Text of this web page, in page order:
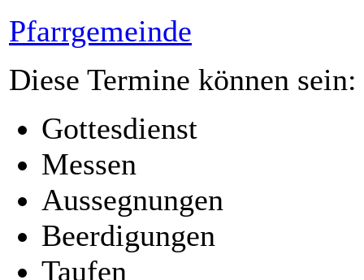
Pfarrgemeinde
Diese Termine können sein:
Gottesdienst
Messen
Aussegnungen
Beerdigungen
Taufen